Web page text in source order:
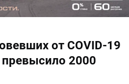
от COVID-19
превысило 2000